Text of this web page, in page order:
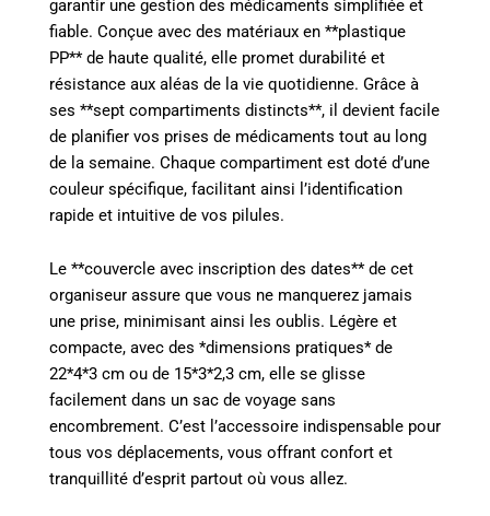
garantir une gestion des médicaments simplifiée et
fiable. Conçue avec des matériaux en **plastique
PP** de haute qualité, elle promet durabilité et
résistance aux aléas de la vie quotidienne. Grâce à
ses **sept compartiments distincts**, il devient facile
de planifier vos prises de médicaments tout au long
de la semaine. Chaque compartiment est doté d’une
couleur spécifique, facilitant ainsi l’identification
rapide et intuitive de vos pilules.
Le **couvercle avec inscription des dates** de cet
organiseur assure que vous ne manquerez jamais
une prise, minimisant ainsi les oublis. Légère et
compacte, avec des *dimensions pratiques* de
22*4*3 cm ou de 15*3*2,3 cm, elle se glisse
facilement dans un sac de voyage sans
encombrement. C’est l’accessoire indispensable pour
tous vos déplacements, vous offrant confort et
tranquillité d’esprit partout où vous allez.